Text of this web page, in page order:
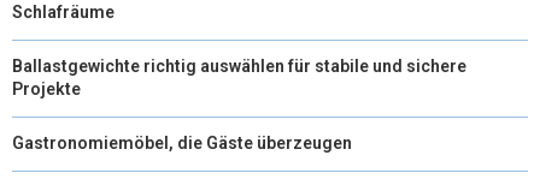
Schlafräume
Ballastgewichte richtig auswählen für stabile und sichere
Projekte
Gastronomiemöbel, die Gäste überzeugen